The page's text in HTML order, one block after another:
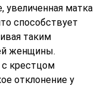
матка
способствует
таким
женщины.
с крестцом
отклонение у